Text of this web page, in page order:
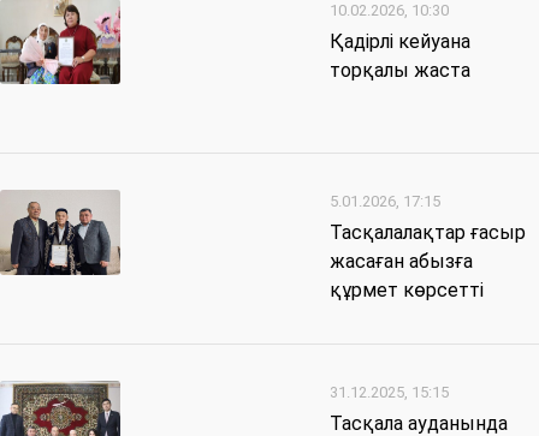
10.02.2026, 10:30
Қадірлі кейуана
торқалы жаста
5.01.2026, 17:15
Тасқалалақтар ғасыр
жасаған абызға
құрмет көрсетті
31.12.2025, 15:15
Тасқала ауданында